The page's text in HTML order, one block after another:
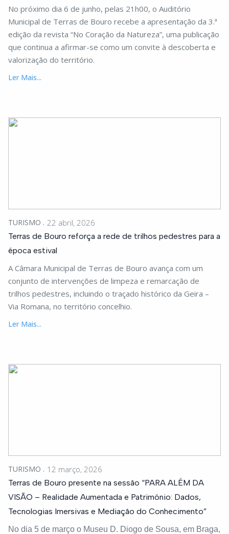
No próximo dia 6 de junho, pelas 21h00, o Auditório
Municipal de Terras de Bouro recebe a apresentação da 3.ª
edição da revista “No Coração da Natureza”, uma publicação
que continua a afirmar-se como um convite à descoberta e
valorização do território.
Ler Mais...
TURISMO 22 abril, 2026
Terras de Bouro reforça a rede de trilhos pedestres para a
época estival
A Câmara Municipal de Terras de Bouro avança com um
conjunto de intervenções de limpeza e remarcação de
trilhos pedestres, incluindo o traçado histórico da Geira –
Via Romana, no território concelhio.
Ler Mais...
TURISMO 12 março, 2026
Terras de Bouro presente na sessão “PARA ALÉM DA
VISÃO – Realidade Aumentada e Património: Dados,
Tecnologias Imersivas e Mediação do Conhecimento”
No dia 5 de março o Museu D. Diogo de Sousa, em Braga,